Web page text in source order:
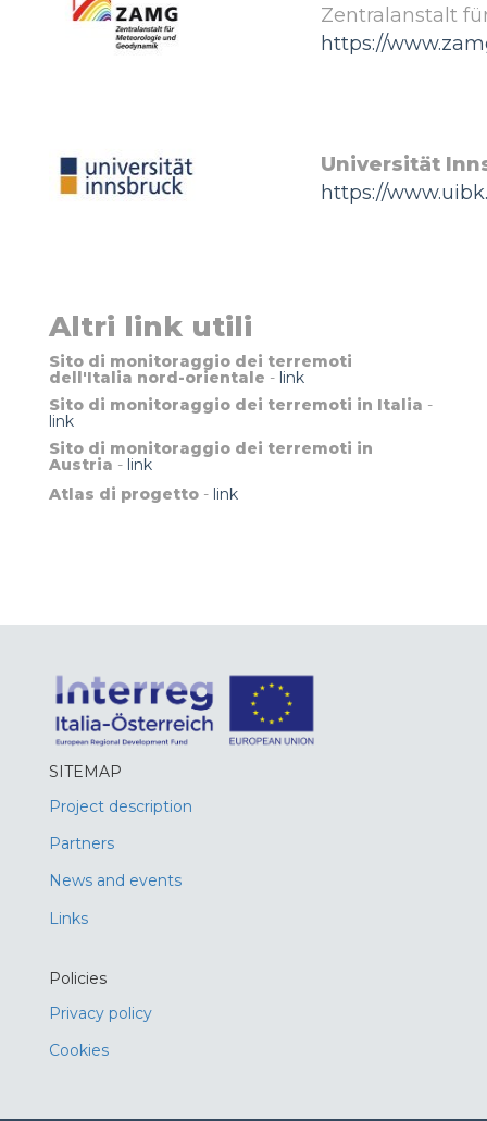
Zentralanstalt
https://
Universität
https://
Altri link utili
Sito di monitoraggio dei terremoti
dell'Italia nord-orientale - link
Sito di monitoraggio dei terremoti in Italia -
link
Sito di monitoraggio dei terremoti in
Austria - link
Atlas di progetto - link
SITEMAP
Project description
Partners
News and events
Links
Policies
Privacy policy
Cookies